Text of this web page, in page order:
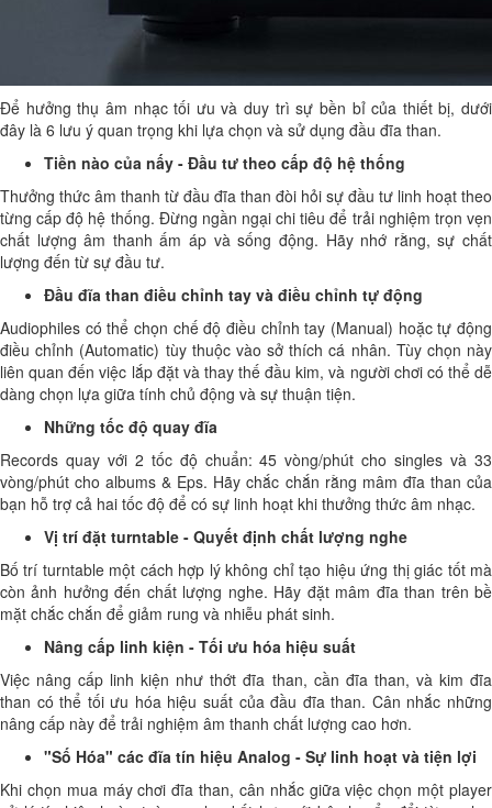
Để hưởng thụ âm nhạc tối ưu và duy trì sự bền bỉ của thiết bị, dưới
đây là 6 lưu ý quan trọng khi lựa chọn và sử dụng đầu đĩa than.
Tiền nào của nấy - Đầu tư theo cấp độ hệ thống
Thưởng thức âm thanh từ đầu đĩa than đòi hỏi sự đầu tư linh hoạt theo
từng cấp độ hệ thống. Đừng ngần ngại chi tiêu để trải nghiệm trọn vẹn
chất lượng âm thanh ấm áp và sống động. Hãy nhớ rằng, sự chất
lượng đến từ sự đầu tư.
Đầu đĩa than điều chỉnh tay và điều chỉnh tự động
Audiophiles có thể chọn chế độ điều chỉnh tay (Manual) hoặc tự động
điều chỉnh (Automatic) tùy thuộc vào sở thích cá nhân. Tùy chọn này
liên quan đến việc lắp đặt và thay thế đầu kim, và người chơi có thể dễ
dàng chọn lựa giữa tính chủ động và sự thuận tiện.
Những tốc độ quay đĩa
Records quay với 2 tốc độ chuẩn: 45 vòng/phút cho singles và 33
vòng/phút cho albums & Eps. Hãy chắc chắn rằng mâm đĩa than của
bạn hỗ trợ cả hai tốc độ để có sự linh hoạt khi thưởng thức âm nhạc.
Vị trí đặt turntable - Quyết định chất lượng nghe
Bố trí turntable một cách hợp lý không chỉ tạo hiệu ứng thị giác tốt mà
còn ảnh hưởng đến chất lượng nghe. Hãy đặt mâm đĩa than trên bề
mặt chắc chắn để giảm rung và nhiễu phát sinh.
Nâng cấp linh kiện - Tối ưu hóa hiệu suất
Việc nâng cấp linh kiện như thớt đĩa than, cần đĩa than, và kim đĩa
than có thể tối ưu hóa hiệu suất của đầu đĩa than. Cân nhắc những
nâng cấp này để trải nghiệm âm thanh chất lượng cao hơn.
"Số Hóa" các đĩa tín hiệu Analog - Sự linh hoạt và tiện lợi
Khi chọn mua máy chơi đĩa than, cân nhắc giữa việc chọn một player